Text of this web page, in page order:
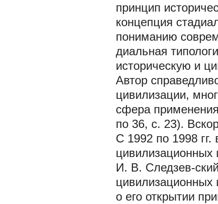
принцип
концепция
пониманию
диальная
историческую и
Автор
цивилизации,
сфера
по 36, с. 23).
С 1992 по 1998
И. В. Следзев-
цивилизационных
о его открытии